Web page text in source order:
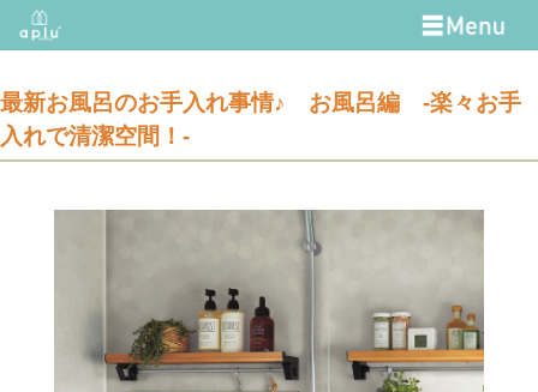
最新お風呂のお手入れ事情♪ お風呂編 -楽々お手
入れで清潔空間！-